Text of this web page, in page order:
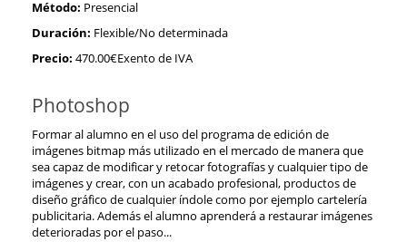
Método: Presencial
Duración: Flexible/No determinada
Precio: 470.00€Exento de IVA
Photoshop
Formar al alumno en el uso del programa de edición de
imágenes bitmap más utilizado en el mercado de manera que
sea capaz de modificar y retocar fotografías y cualquier tipo de
imágenes y crear, con un acabado profesional, productos de
diseño gráfico de cualquier índole como por ejemplo cartelería
publicitaria. Además el alumno aprenderá a restaurar imágenes
deterioradas por el paso...